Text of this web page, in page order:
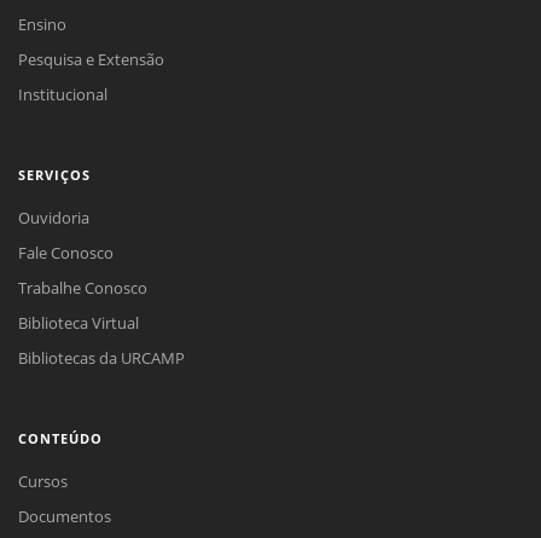
Ensino
Pesquisa e Extensão
Institucional
SERVIÇOS
Ouvidoria
Fale Conosco
Trabalhe Conosco
Biblioteca Virtual
Bibliotecas da URCAMP
CONTEÚDO
Cursos
Documentos